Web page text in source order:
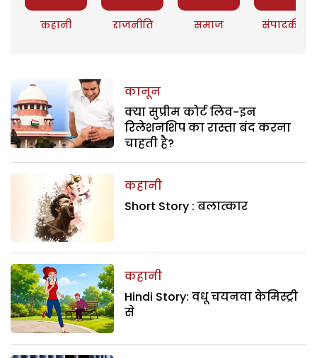
कहानी राजनीति समाज संपादकीय
कानून
क्या सुप्रीम कोर्ट लिव-इन
रिलेशनशिप का रास्ता बंद करना
चाहती है?
कहानी
Short Story : बलात्कार
कहानी
Hindi Story: वधू चयनवा केमिस्ट्री
से